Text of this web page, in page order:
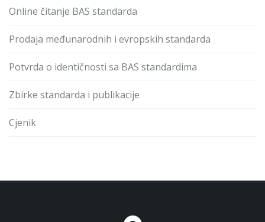
Online čitanje BAS standarda
Prodaja međunarodnih i evropskih standarda
Potvrda o identičnosti sa BAS standardima
Zbirke standarda i publikacije
Cjenik